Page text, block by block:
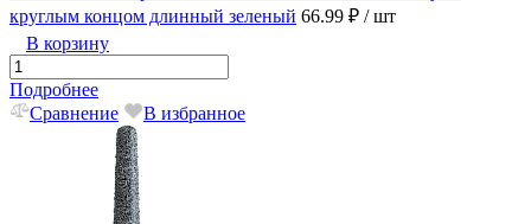
круглым концом длинный зеленый 66.99 ₽ / шт
В корзину
Подробнее
Сравнение
В избранное